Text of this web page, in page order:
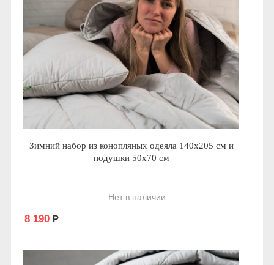
Зимний набор из конопляных одеяла 140х205 см и
подушки 50х70 см
Нет в наличии
8 190 Р